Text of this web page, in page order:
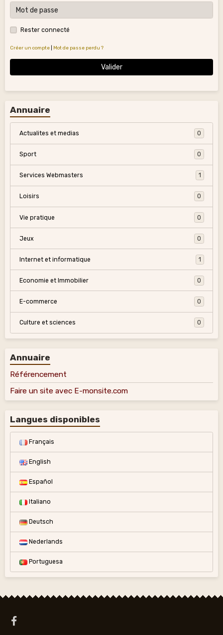
Rester connecté
Créer un compte Mot de passe perdu ?
Valider
Annuaire
Actualites et medias 0
Sport 0
Services Webmasters 1
Loisirs 0
Vie pratique 0
Jeux 0
Internet et informatique 1
Economie et Immobilier 0
E-commerce 0
Culture et sciences 0
Annuaire
Référencement
Faire un site avec E-monsite.com
Langues disponibles
Français
English
Español
Italiano
Deutsch
Nederlands
Portuguesa